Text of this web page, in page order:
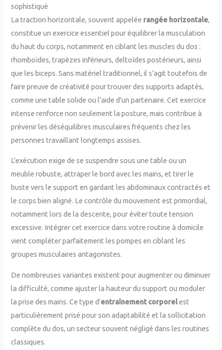
sophistiqué
La traction horizontale, souvent appelée rangée horizontale,
constitue un exercice essentiel pour équilibrer la musculation
du haut du corps, notamment en ciblant les muscles du dos :
rhomboïdes, trapèzes inférieurs, deltoïdes postérieurs, ainsi
que les biceps. Sans matériel traditionnel, il s’agit toutefois de
faire preuve de créativité pour trouver des supports adaptés,
comme une table solide ou l’aide d’un partenaire. Cet exercice
intense renforce non seulement la posture, mais contribue à
prévenir les déséquilibres musculaires fréquents chez les
personnes travaillant longtemps assises.
L’exécution exige de se suspendre sous une table ou un
meuble robuste, attraper le bord avec les mains, et tirer le
buste vers le support en gardant les abdominaux contractés et
le corps bien aligné. Le contrôle du mouvement est primordial,
notamment lors de la descente, pour éviter toute tension
excessive. Intégrer cet exercice dans votre routine à domicile
vient compléter parfaitement les pompes en ciblant les
groupes musculaires antagonistes.
De nombreuses variantes existent pour augmenter ou diminuer
la difficulté, comme ajuster la hauteur du support ou moduler
la prise des mains. Ce type d’entraînement corporelest
particulièrement prisé pour son adaptabilité et la sollicitation
complète du dos, un secteur souvent négligé dans les routines
classiques.